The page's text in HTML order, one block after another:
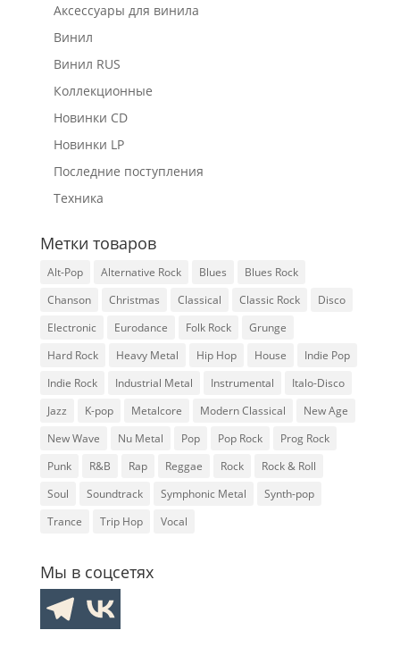
Аксессуары для винила
Винил
Винил RUS
Коллекционные
Новинки CD
Новинки LP
Последние поступления
Техника
Метки товаров
Alt-Pop Alternative Rock Blues
Blues Rock
Chanson
Christmas Classical Classic Rock
Disco
Electronic
Eurodance Folk Rock
Grunge
Hard Rock
Heavy Metal Hip Hop House
Indie Pop
Indie Rock
Industrial Metal Instrumental
Italo-Disco
Jazz
K-pop Metalcore Modern Classical
New Age
New Wave
Nu Metal Pop Pop Rock
Prog Rock
Punk
R&B Rap Reggae Rock
Rock & Roll
Soul
Soundtrack Symphonic Metal
Synth-pop
Trance
Trip Hop Vocal
Мы в соцсетях